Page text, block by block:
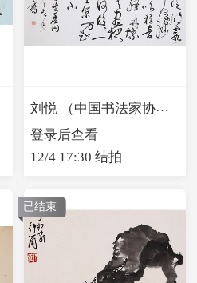
刘悦 （中国书法家协会会员）行书
登录后查看
12/4 17:30 结拍
已结束